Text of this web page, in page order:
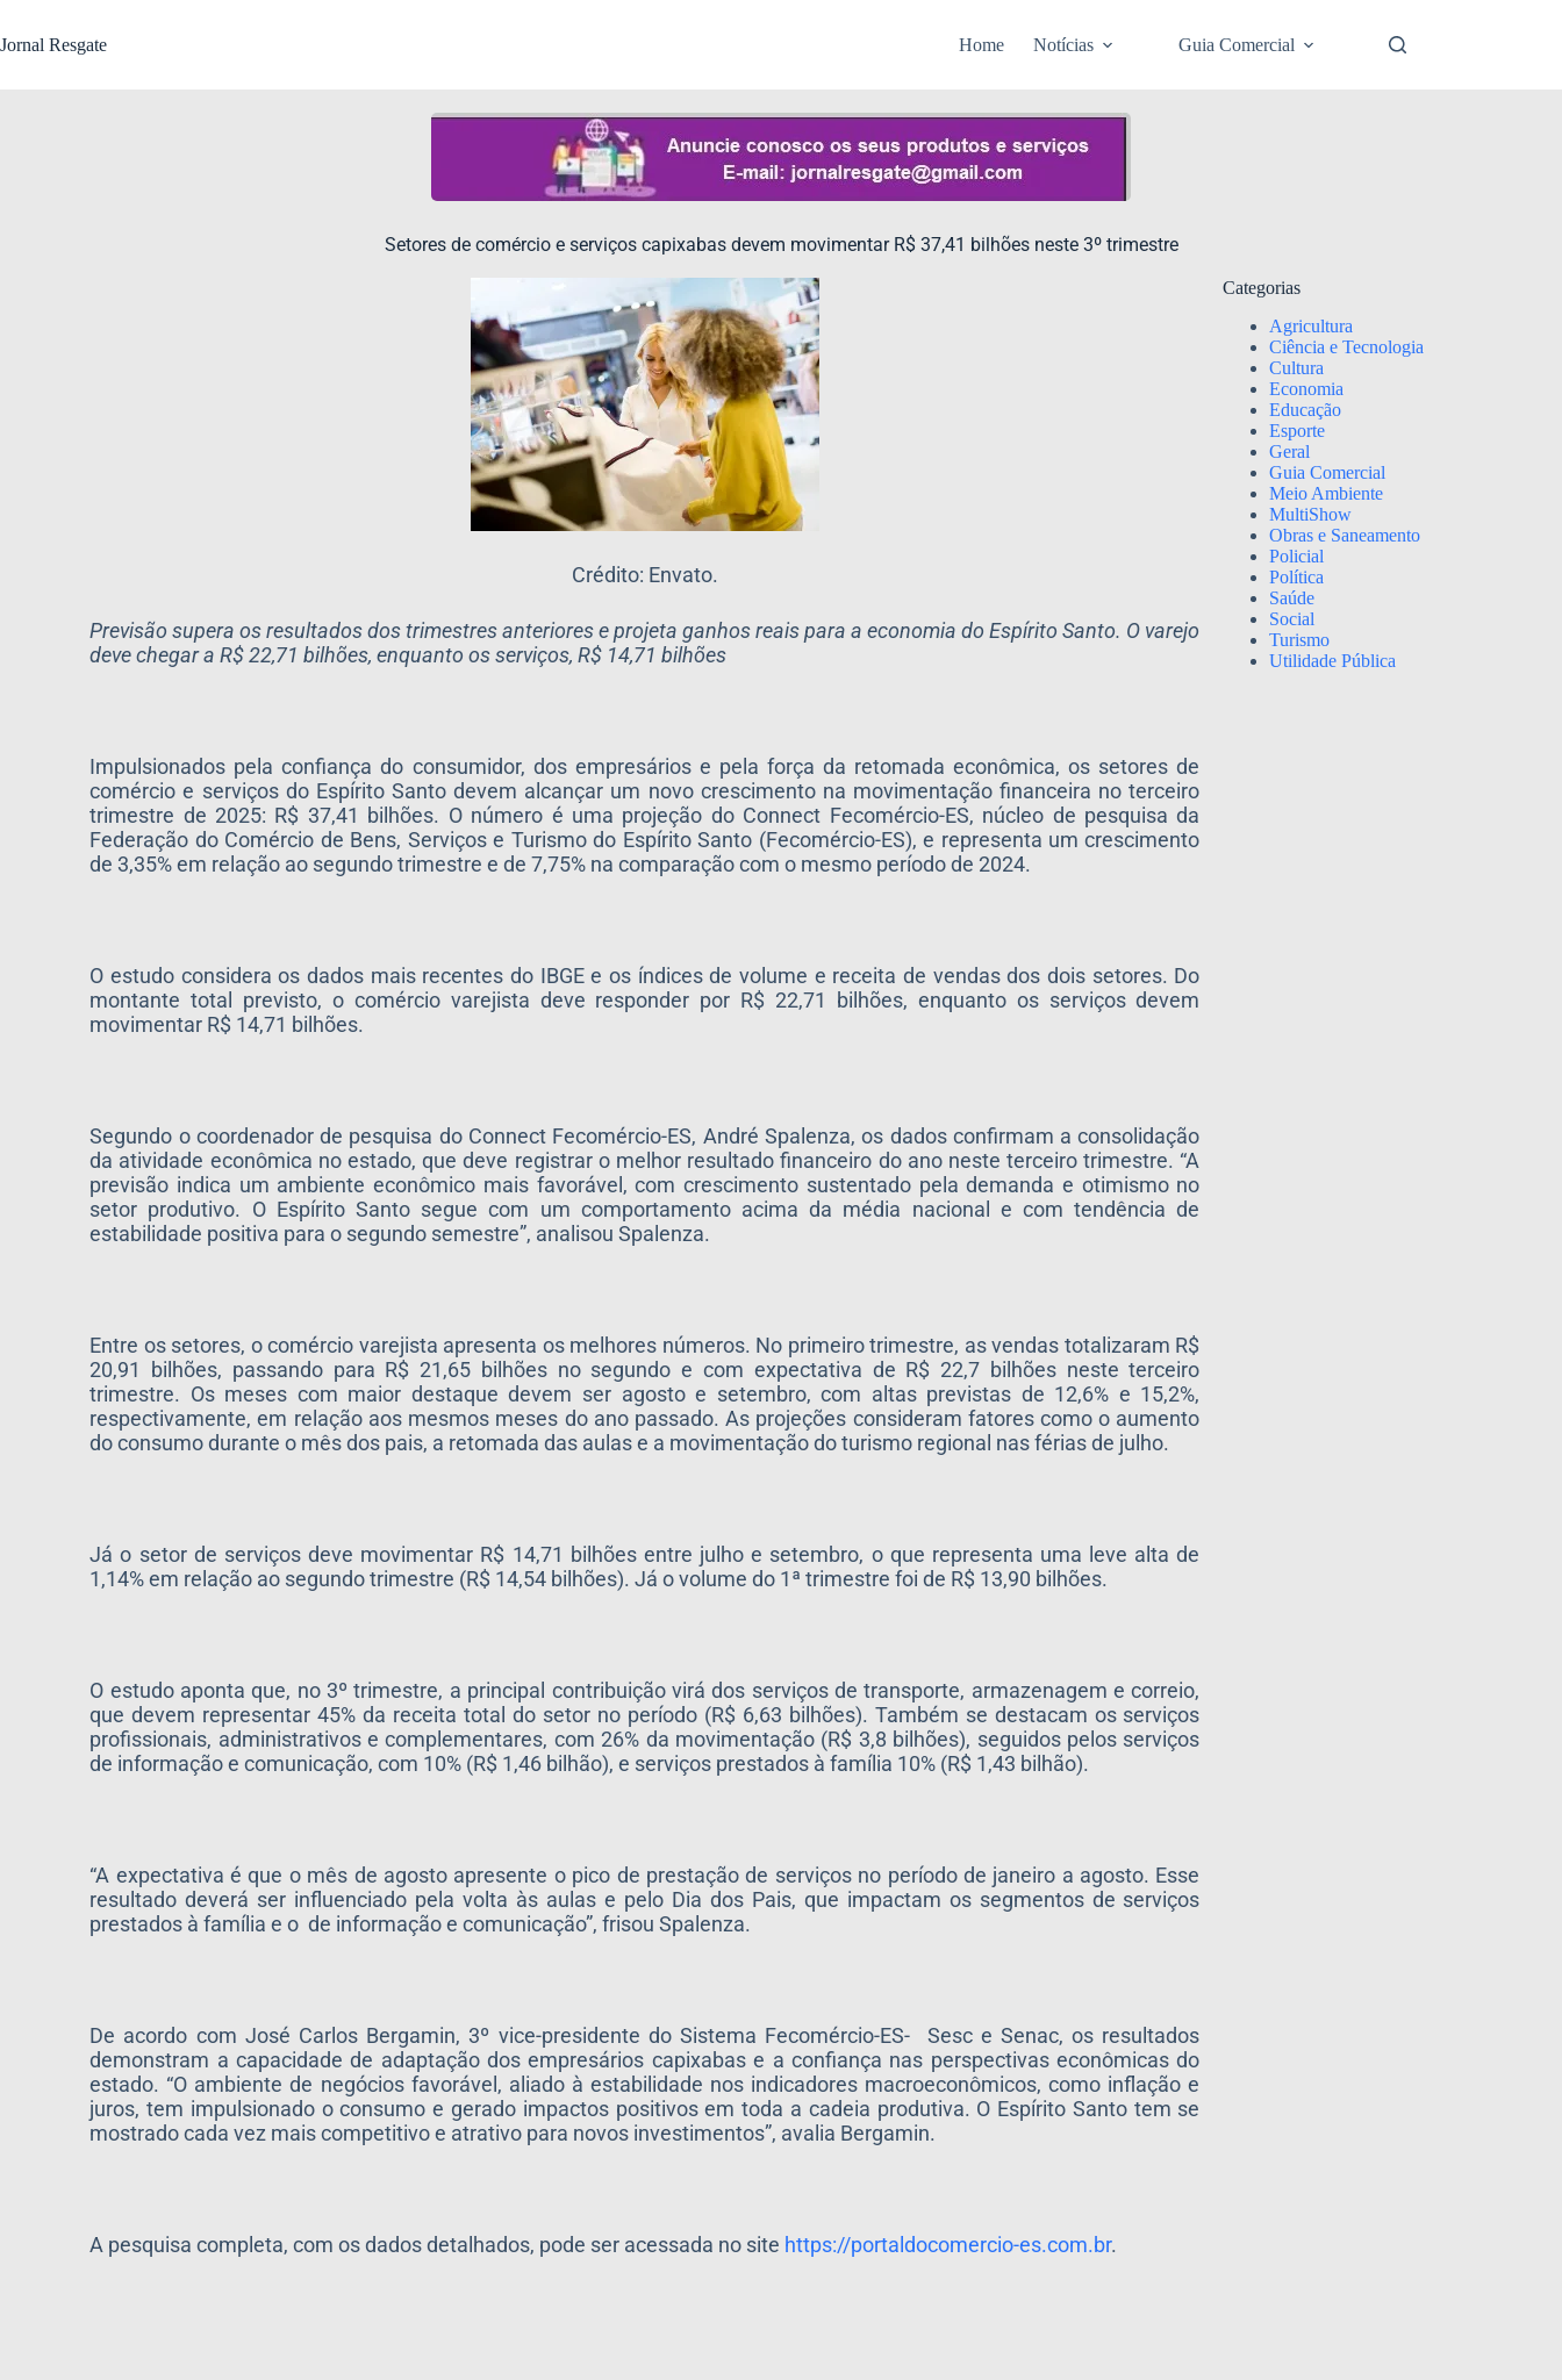
Jornal Resgate Home Notícias Guia Comercial
Setores de comércio e serviços capixabas devem movimentar R$ 37,41 bilhões neste 3º trimestre
Crédito: Envato.
Previsão supera os resultados dos trimestres anteriores e projeta ganhos reais para a economia do Espírito Santo. O varejo
deve chegar a R$ 22,71 bilhões, enquanto os serviços, R$ 14,71 bilhões
Impulsionados pela confiança do consumidor, dos empresários e pela força da retomada econômica, os setores de
comércio e serviços do Espírito Santo devem alcançar um novo crescimento na movimentação financeira no terceiro
trimestre de 2025: R$ 37,41 bilhões. O número é uma projeção do Connect Fecomércio-ES, núcleo de pesquisa da
Federação do Comércio de Bens, Serviços e Turismo do Espírito Santo (Fecomércio-ES), e representa um crescimento
de 3,35% em relação ao segundo trimestre e de 7,75% na comparação com o mesmo período de 2024.
O estudo considera os dados mais recentes do IBGE e os índices de volume e receita de vendas dos dois setores. Do
montante total previsto, o comércio varejista deve responder por R$ 22,71 bilhões, enquanto os serviços devem
movimentar R$ 14,71 bilhões.
Segundo o coordenador de pesquisa do Connect Fecomércio-ES, André Spalenza, os dados confirmam a consolidação
da atividade econômica no estado, que deve registrar o melhor resultado financeiro do ano neste terceiro trimestre. “A
previsão indica um ambiente econômico mais favorável, com crescimento sustentado pela demanda e otimismo no
setor produtivo. O Espírito Santo segue com um comportamento acima da média nacional e com tendência de
estabilidade positiva para o segundo semestre”, analisou Spalenza.
Entre os setores, o comércio varejista apresenta os melhores números. No primeiro trimestre, as vendas totalizaram R$
20,91 bilhões, passando para R$ 21,65 bilhões no segundo e com expectativa de R$ 22,7 bilhões neste terceiro
trimestre. Os meses com maior destaque devem ser agosto e setembro, com altas previstas de 12,6% e 15,2%,
respectivamente, em relação aos mesmos meses do ano passado. As projeções consideram fatores como o aumento
do consumo durante o mês dos pais, a retomada das aulas e a movimentação do turismo regional nas férias de julho.
Já o setor de serviços deve movimentar R$ 14,71 bilhões entre julho e setembro, o que representa uma leve alta de
1,14% em relação ao segundo trimestre (R$ 14,54 bilhões). Já o volume do 1ª trimestre foi de R$ 13,90 bilhões.
O estudo aponta que, no 3º trimestre, a principal contribuição virá dos serviços de transporte, armazenagem e correio,
que devem representar 45% da receita total do setor no período (R$ 6,63 bilhões). Também se destacam os serviços
profissionais, administrativos e complementares, com 26% da movimentação (R$ 3,8 bilhões), seguidos pelos serviços
de informação e comunicação, com 10% (R$ 1,46 bilhão), e serviços prestados à família 10% (R$ 1,43 bilhão).
“A expectativa é que o mês de agosto apresente o pico de prestação de serviços no período de janeiro a agosto. Esse
resultado deverá ser influenciado pela volta às aulas e pelo Dia dos Pais, que impactam os segmentos de serviços
prestados à família e o de informação e comunicação”, frisou Spalenza.
De acordo com José Carlos Bergamin, 3º vice-presidente do Sistema Fecomércio-ES- Sesc e Senac, os resultados
demonstram a capacidade de adaptação dos empresários capixabas e a confiança nas perspectivas econômicas do
estado. “O ambiente de negócios favorável, aliado à estabilidade nos indicadores macroeconômicos, como inflação e
juros, tem impulsionado o consumo e gerado impactos positivos em toda a cadeia produtiva. O Espírito Santo tem se
mostrado cada vez mais competitivo e atrativo para novos investimentos”, avalia Bergamin.
A pesquisa completa, com os dados detalhados, pode ser acessada no site https://portaldocomercio-es.com.br.
Categorias
Agricultura
Ciência e Tecnologia
Cultura
Economia
Educação
Esporte
Geral
Guia Comercial
Meio Ambiente
MultiShow
Obras e Saneamento
Policial
Política
Saúde
Social
Turismo
Utilidade Pública